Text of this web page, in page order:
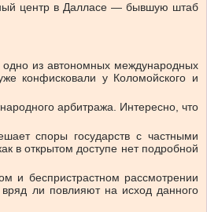
центр в Далласе — бывшую штаб
из автономных международных
конфисковали у Коломойского и
арбитража. Интересно, что
споры государств с частными
в открытом доступе нет подробной
и беспристрастном рассмотрении
ли повлияют на исход данного